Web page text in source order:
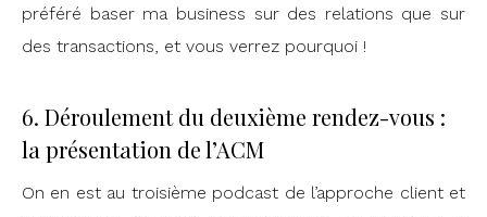
préféré baser ma business sur des relations que sur
des transactions, et vous verrez pourquoi !
6. Déroulement du deuxième rendez-vous :
la présentation de l’ACM
On en est au troisième podcast de l’approche client et